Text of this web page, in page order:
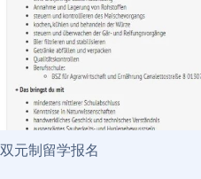
双元制留学报名